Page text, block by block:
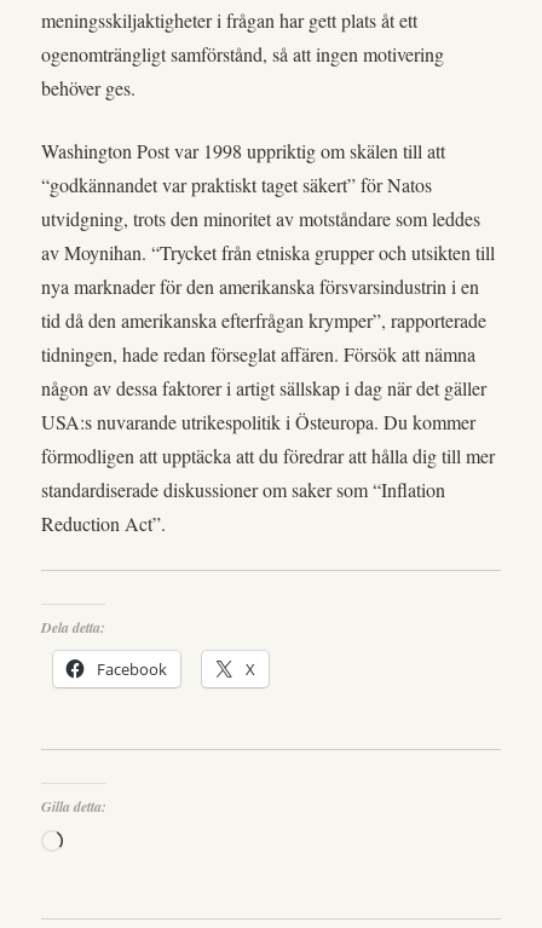
meningsskiljaktigheter i frågan har gett plats åt ett
ogenomträngligt samförstånd, så att ingen motivering
behöver ges.
Washington Post var 1998 uppriktig om skälen till att
“godkännandet var praktiskt taget säkert” för Natos
utvidgning, trots den minoritet av motståndare som leddes
av Moynihan. “Trycket från etniska grupper och utsikten till
nya marknader för den amerikanska försvarsindustrin i en
tid då den amerikanska efterfrågan krymper”, rapporterade
tidningen, hade redan förseglat affären. Försök att nämna
någon av dessa faktorer i artigt sällskap i dag när det gäller
USA:s nuvarande utrikespolitik i Östeuropa. Du kommer
förmodligen att upptäcka att du föredrar att hålla dig till mer
standardiserade diskussioner om saker som “Inflation
Reduction Act”.
Dela detta:
Facebook X
Gilla detta:
Laddar